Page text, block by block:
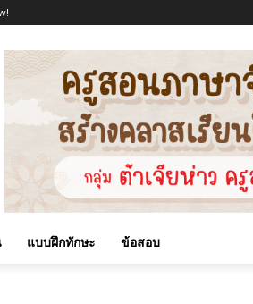
แบบฝึกทักษะ ข้อสอบ